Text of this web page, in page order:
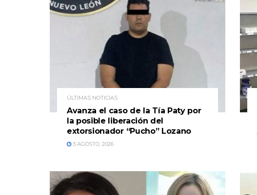
ÚLTIMAS NOTICIAS
Avanza el caso de la Tía Paty por
la posible liberación del
extorsionador “Pucho” Lozano
3 AGOSTO, 2026